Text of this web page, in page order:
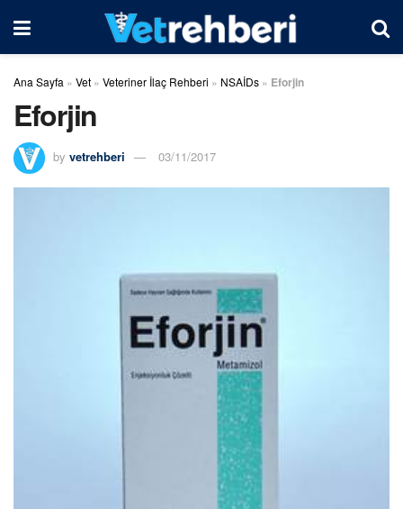
Ana Sayfa » Vet » Veteriner İlaç Rehberi » NSAİDs » Eforjin
Eforjin
by vetrehberi 03/11/2017